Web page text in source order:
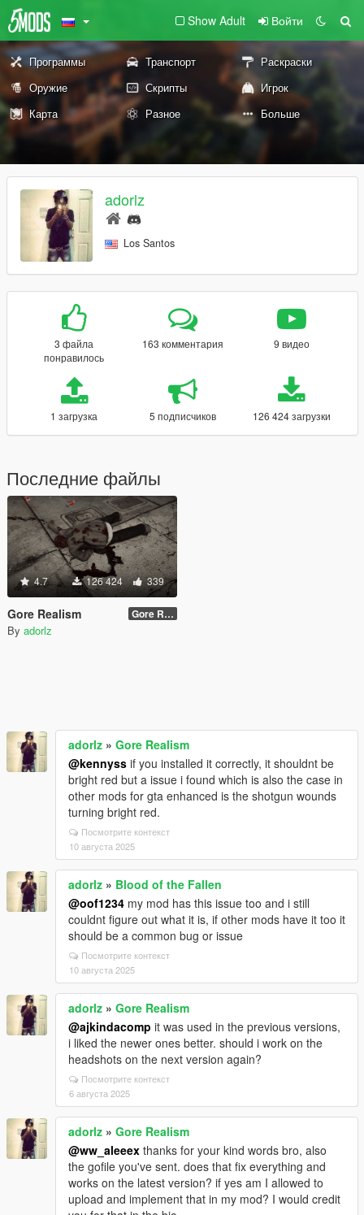
Show Adult Войти
Программы Транспорт
Раскраски
Оружие
Скрипты
Игрок
Карта
Разное Больше
adorlz
Los Santos
3 файла
понравилось
163 комментария 9 видео
1 загрузка 5 подписчиков 126 424 загрузки
Последние файлы
4.7 126 424 339
Gore Realism Gore Realism: Enhanced
By adorlz
adorlz » Gore Realism
@kennyss if you installed it correctly, it shouldnt be
bright red but a issue i found which is also the case in
other mods for gta enhanced is the shotgun wounds
turning bright red.
Посмотрите контекст
10 августа 2025
adorlz » Blood of the Fallen
@oof1234 my mod has this issue too and i still
couldnt figure out what it is, if other mods have it too it
should be a common bug or issue
Посмотрите контекст
10 августа 2025
adorlz » Gore Realism
@ajkindacomp it was used in the previous versions,
i liked the newer ones better. should i work on the
headshots on the next version again?
Посмотрите контекст
6 августа 2025
adorlz » Gore Realism
@ww_aleeex thanks for your kind words bro, also
the gofile you've sent. does that fix everything and
works on the latest version? if yes am I allowed to
upload and implement that in my mod? I would credit